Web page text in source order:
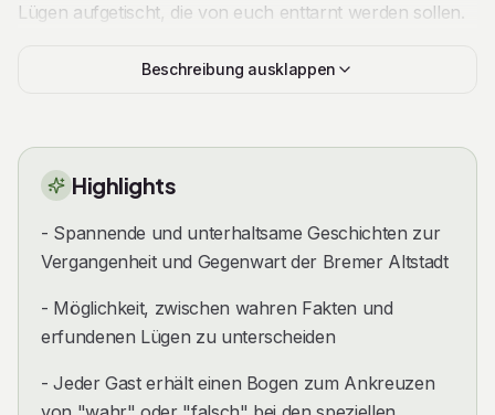
Lügen aufgetischt, die von euch enttarnt werden sollen.
Kurioses, Unglaubliches und jede Menge Ratespaß
die im Laufe der Führung erzählt werden und den
dazugehörigen Ankreuzmöglichkeiten „wahr“ oder
„falsch“. Wenn eine Geschichte zum Mitraten kommt,
wird diese vom Gästeführer vorab angekündigt. Am
Geschichten tatsächlich der Wahrheit entsprechen und
an der einen oder anderen Stelle verblüfft darüber sein,
Beschreibung ausklappen
Highlights
- Spannende und unterhaltsame Geschichten zur
Vergangenheit und Gegenwart der Bremer Altstadt
- Möglichkeit, zwischen wahren Fakten und
erfundenen Lügen zu unterscheiden
- Jeder Gast erhält einen Bogen zum Ankreuzen